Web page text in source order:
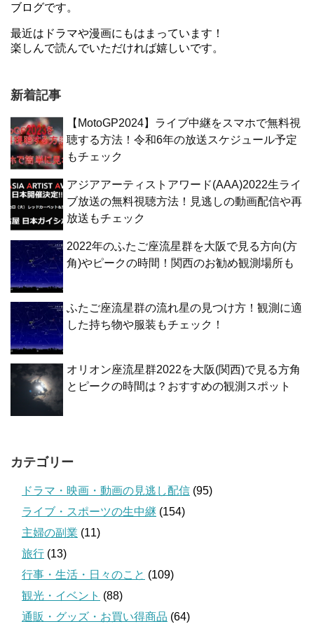
ブログです。
最近はドラマや漫画にもはまっています！
楽しんで読んでいただければ嬉しいです。
新着記事
【MotoGP2024】ライブ中継をスマホで無料視
聴する方法！令和6年の放送スケジュール予定
もチェック
アジアアーティストアワード(AAA)2022生ライ
ブ放送の無料視聴方法！見逃しの動画配信や再
放送もチェック
2022年のふたご座流星群を大阪で見る方向(方
角)やピークの時間！関西のお勧め観測場所も
ふたご座流星群の流れ星の見つけ方！観測に適
した持ち物や服装もチェック！
オリオン座流星群2022を大阪(関西)で見る方角
とピークの時間は？おすすめの観測スポット
カテゴリー
ドラマ・映画・動画の見逃し配信 (95)
ライブ・スポーツの生中継 (154)
主婦の副業 (11)
旅行 (13)
行事・生活・日々のこと (109)
観光・イベント (88)
通販・グッズ・お買い得商品 (64)